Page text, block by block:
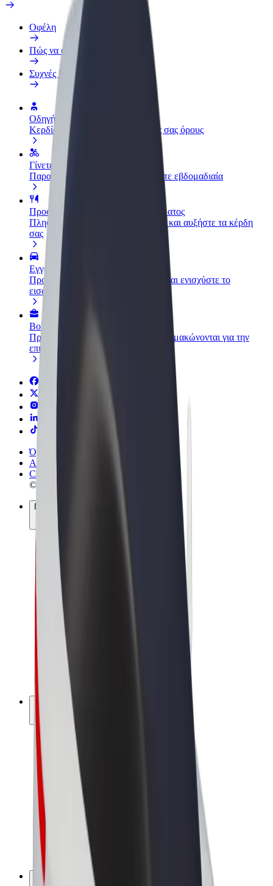
Οφέλη
Πώς να συμμετάσχετε
Συχνές Ερωτήσεις
Οδηγήστε
Κερδίστε χρήματα με τους δικούς σας όρους
Γίνετε courier
Παραδώστε φαγητό και πληρώνεστε εβδομαδιαία
Προσθήκη εστιατορίου ή καταστήματος
Πλησιάστε περισσότερους πελάτες και αυξήστε τα κέρδη
σας
Εγγραφείτε ως ιδιοκτήτης στόλου
Προσθέστε το στόλο σας στο Bolt και ενισχύστε το
εισόδημά σας
Bolt for Business
Προϊόντα και υπηρεσίες Bolt που κλιμακώνονται για την
επιχείρησή σας
Όροι & Προϋποθέσεις
Απόρρητο
Cookies
© 2026 Bolt Technology OÜ
Προϊόντα
Διαδρομές
Σκούτερς
Αγορά Bolt
Bolt Food
Bolt Drive
Bolt for Business
Ηλεκτρικά ποδήλατα
Bolt Plus
Κερδίστε με Bolt
Οδηγοί
Απολαβές οδηγών
Διανομείς
Απολαβές διανομέων
Bolt Εμπόρους Τροφίμων
Franchises
Εταιρεία